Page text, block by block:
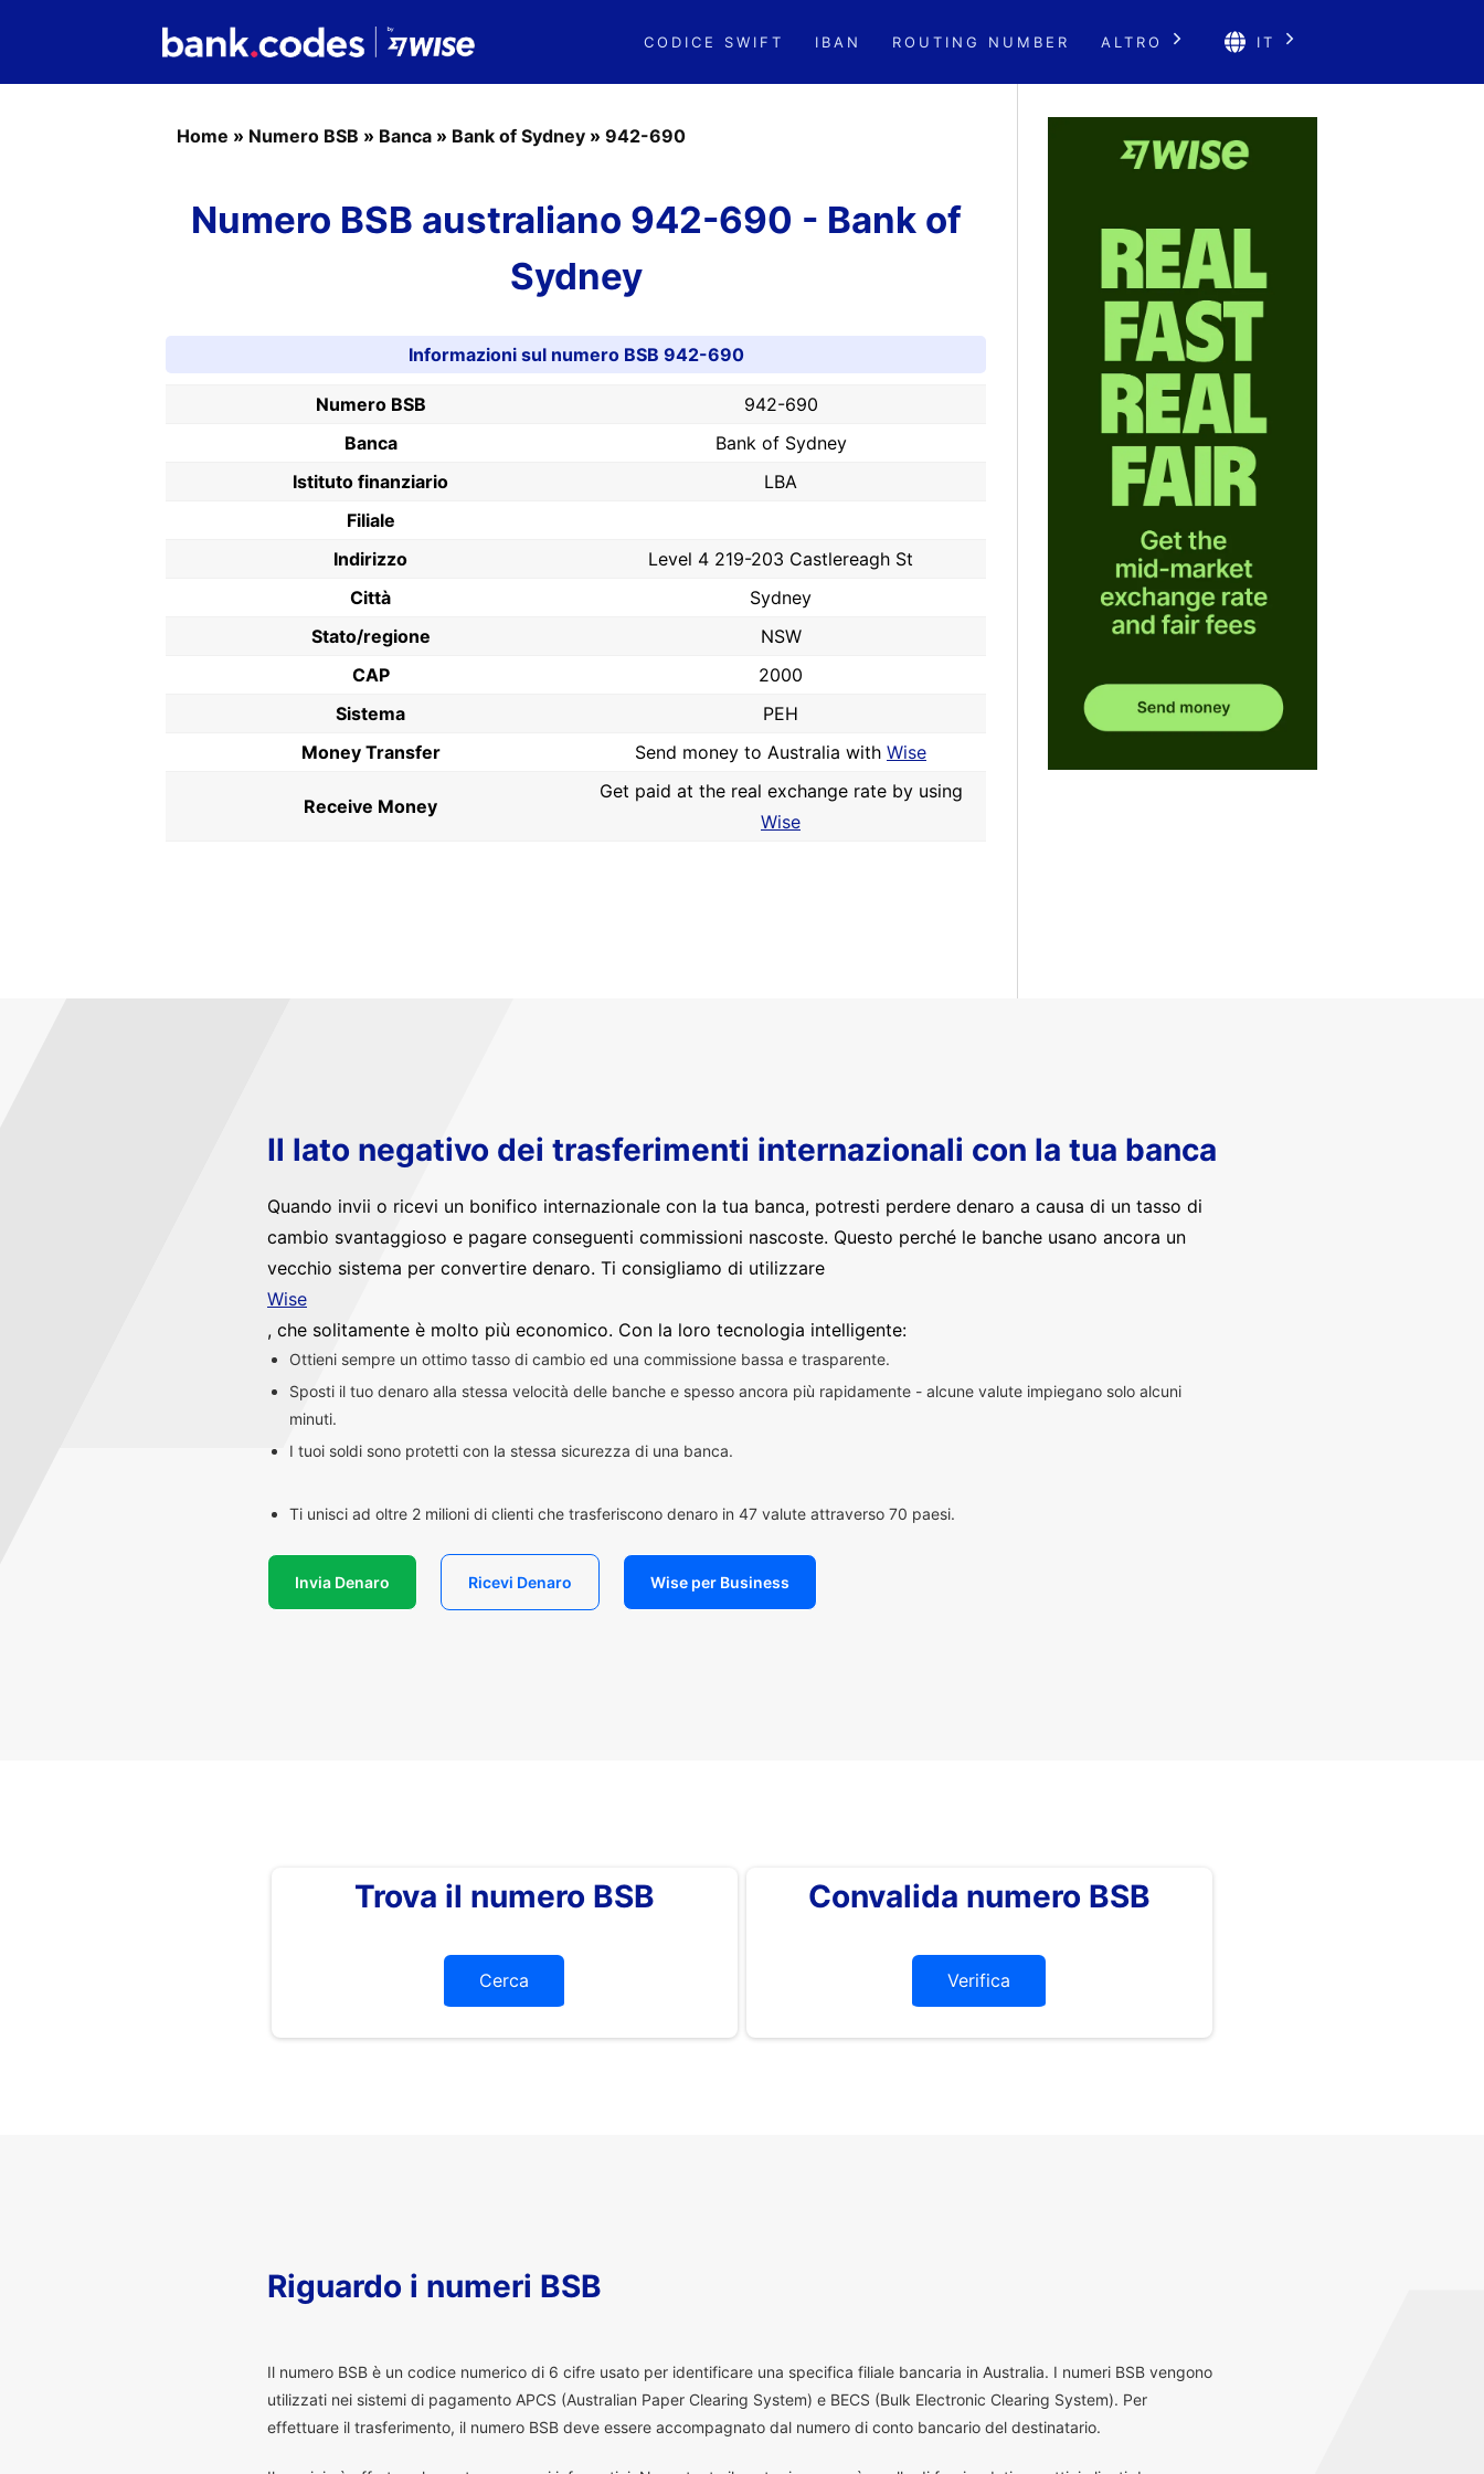
CODICE SWIFT IBAN ROUTING NUMBER ALTRO IT
Home » Numero BSB » Banca » Bank of Sydney » 942-690
Numero BSB australiano 942-690 - Bank of
Sydney
Informazioni sul numero BSB 942-690
Numero BSB
942-690
Banca
Bank of Sydney
Istituto finanziario
LBA
Filiale
Indirizzo
Level 4 219-203 Castlereagh St
Città
Sydney
Stato/regione
NSW
CAP
2000
Sistema
PEH
Money Transfer
Send money to Australia with Wise
Receive Money
Get paid at the real exchange rate by using
Wise
Il lato negativo dei trasferimenti internazionali con la tua banca
Quando invii o ricevi un bonifico internazionale con la tua banca, potresti perdere denaro a causa di un tasso di
cambio svantaggioso e pagare conseguenti commissioni nascoste. Questo perché le banche usano ancora un
vecchio sistema per convertire denaro. Ti consigliamo di utilizzare
Wise
, che solitamente è molto più economico. Con la loro tecnologia intelligente:
Ottieni sempre un ottimo tasso di cambio ed una commissione bassa e trasparente.
Sposti il tuo denaro alla stessa velocità delle banche e spesso ancora più rapidamente - alcune valute impiegano solo alcuni
minuti.
I tuoi soldi sono protetti con la stessa sicurezza di una banca.
Ti unisci ad oltre 2 milioni di clienti che trasferiscono denaro in 47 valute attraverso 70 paesi.
Invia Denaro Ricevi Denaro Wise per Business
Trova il numero BSB
Cerca
Convalida numero BSB
Verifica
Riguardo i numeri BSB
Il numero BSB è un codice numerico di 6 cifre usato per identificare una specifica filiale bancaria in Australia. I numeri BSB vengono
utilizzati nei sistemi di pagamento APCS (Australian Paper Clearing System) e BECS (Bulk Electronic Clearing System). Per
effettuare il trasferimento, il numero BSB deve essere accompagnato dal numero di conto bancario del destinatario.